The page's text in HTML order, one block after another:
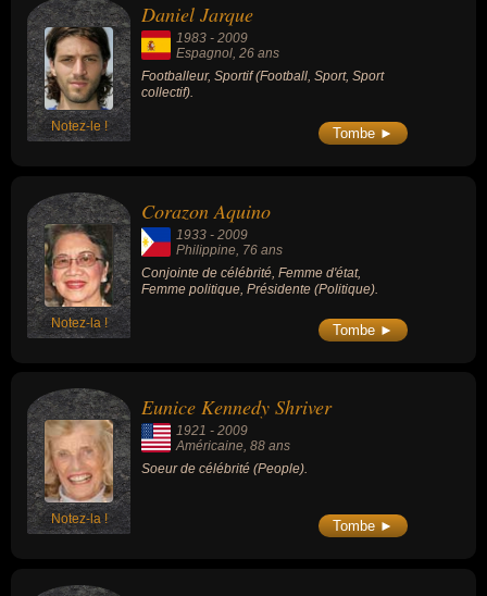
Notez-le !
Daniel Jarque
1983 - 2009
Espagnol, 26 ans
Footballeur, Sportif (Football, Sport, Sport
collectif).
Tombe ►
Notez-la !
Corazon Aquino
1933 - 2009
Philippine , 76 ans
Conjointe de célébrité, Femme d'état,
Femme politique, Présidente (Politique).
Tombe ►
Notez-la !
Eunice Kennedy Shriver
1921 - 2009
Américaine, 88 ans
Soeur de célébrité (People).
Tombe ►